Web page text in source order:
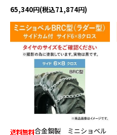
65,340円(税込71,874円)
合金鋼製 ミニショベル